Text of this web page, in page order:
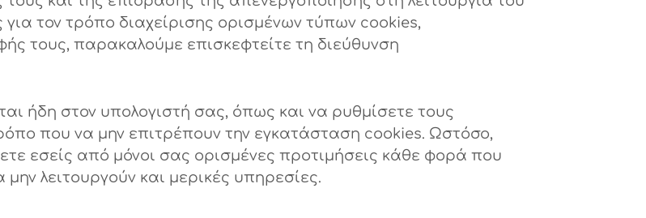
τον τρόπο διαχείρισης ορισμένων τύπων cookies,
τους, παρακαλούμε επισκεφτείτε τη διεύθυνση
ήδη στον υπολογιστή σας, όπως και να ρυθμίσετε τους
που να μην επιτρέπουν την εγκατάσταση cookies. Ωστόσο,
εσείς από μόνοι σας ορισμένες προτιμήσεις κάθε φορά που
λειτουργούν και μερικές υπηρεσίες.